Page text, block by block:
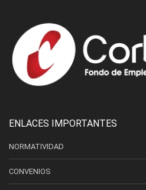
ENLACES IMPORTANTES
NORMATIVIDAD
CONVENIOS